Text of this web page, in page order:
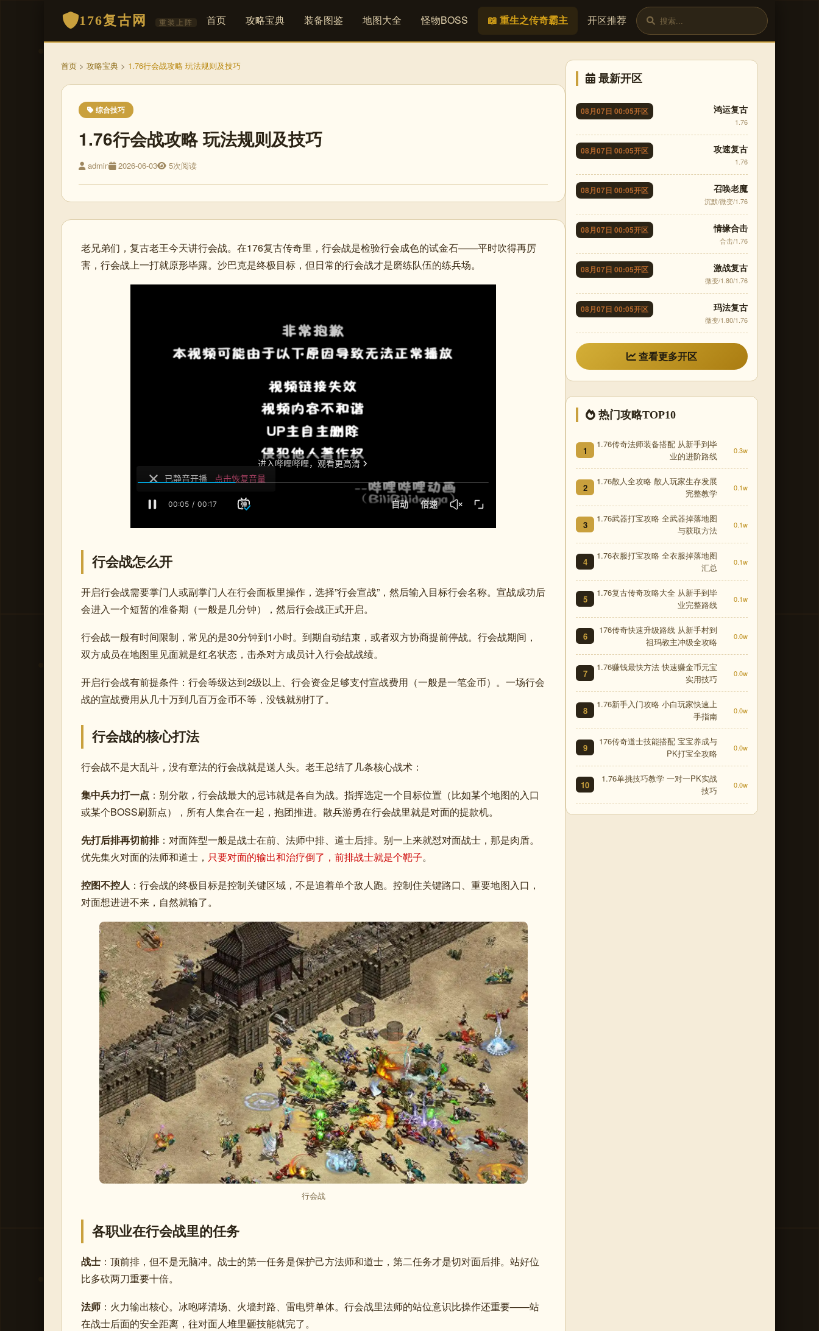
176复古网 重装上阵 首页 攻略宝典 装备图鉴 地图大全 怪物BOSS 📖 重生之传奇霸主 开区推荐
首页 > 攻略宝典 > 1.76行会战攻略 玩法规则及技巧
综合技巧
1.76行会战攻略 玩法规则及技巧
admin 2026-06-03 5次阅读
老兄弟们，复古老王今天讲行会战。在176复古传奇里，行会战是检验行会成色的试金石——平时吹得再厉
害，行会战上一打就原形毕露。沙巴克是终极目标，但日常的行会战才是磨练队伍的练兵场。
行会战怎么开
开启行会战需要掌门人或副掌门人在行会面板里操作，选择”行会宣战”，然后输入目标行会名称。宣战成功后
会进入一个短暂的准备期（一般是几分钟），然后行会战正式开启。
行会战一般有时间限制，常见的是30分钟到1小时。到期自动结束，或者双方协商提前停战。行会战期间，
双方成员在地图里见面就是红名状态，击杀对方成员计入行会战战绩。
开启行会战有前提条件：行会等级达到2级以上、行会资金足够支付宣战费用（一般是一笔金币）。一场行会
战的宣战费用从几十万到几百万金币不等，没钱就别打了。
行会战的核心打法
行会战不是大乱斗，没有章法的行会战就是送人头。老王总结了几条核心战术：
集中兵力打一点 ：别分散，行会战最大的忌讳就是各自为战。指挥选定一个目标位置（比如某个地图的入口
或某个BOSS刷新点），所有人集合在一起，抱团推进。散兵游勇在行会战里就是对面的提款机。
先打后排再切前排：对面阵型一般是战士在前、法师中排、道士后排。别一上来就怼对面战士，那是肉盾。
优先集火对面的法师和道士， 只要对面的输出和治疗倒了，前排战士就是个靶子。
控图不控人 ：行会战的终极目标是控制关键区域，不是追着单个敌人跑。控制住关键路口、重要地图入口，
对面想进进不来，自然就输了。
行会战
各职业在行会战里的任务
战士 ：顶前排，但不是无脑冲。战士的第一任务是保护己方法师和道士，第二任务才是切对面后排。站好位
比多砍两刀重要十倍。
法师 ：火力输出核心。冰咆哮清场、火墙封路、雷电劈单体。行会战里法师的站位意识比操作还重要——站
在战士后面的安全距离，往对面人堆里砸技能就完了。
最新开区
08月07日 00:05开区 鸿运复古
1.76
08月07日 00:05开区 攻速复古
1.76
08月07日 00:05开区 召唤老魔
沉默/微变/1.76
08月07日 00:05开区 情缘合击
合击/1.76
08月07日 00:05开区 激战复古
微变/1.80/1.76
08月07日 00:05开区 玛法复古
微变/1.80/1.76
查看更多开区
热门攻略TOP10
1
1.76传奇法师装备搭配 从新手到毕
业的进阶路线
0.3w
2
1.76散人全攻略 散人玩家生存发展
完整教学
0.1w
3
1.76武器打宝攻略 全武器掉落地图
与获取方法
0.1w
4
1.76衣服打宝攻略 全衣服掉落地图
汇总
0.1w
5
1.76复古传奇攻略大全 从新手到毕
业完整路线
0.1w
6
176传奇快速升级路线 从新手村到
祖玛教主冲级全攻略
0.0w
7
1.76赚钱最快方法 快速赚金币元宝
实用技巧
0.0w
8
1.76新手入门攻略 小白玩家快速上
手指南
0.0w
9
176传奇道士技能搭配 宝宝养成与
PK打宝全攻略
0.0w
10
1.76单挑技巧教学 一对一PK实战
技巧
0.0w